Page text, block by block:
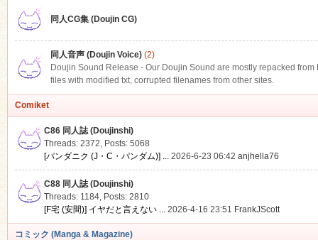
同人CG集 (Doujin CG)
同人音声 (Doujin Voice)(2)
Doujin Sound Release - Our Doujin Sound are mostly repacked
files with modified txt, corrupted filenames from other sites.
Comiket
C86 同人誌 (Doujinshi)
Threads: 2372, Posts: 5068
[パンダニク (J・C・パンダム)] ... 2026-6-23 06:42 anjhella76
C88 同人誌 (Doujinshi)
Threads: 1184, Posts: 2810
[F宅 (安間)] イヤだと言えない ... 2026-4-16 23:51 FrankJScott
コミック (Manga & Magazine)